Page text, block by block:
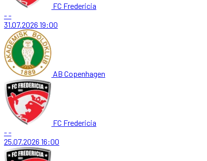
FC Fredericia
--
31.07.2026 19:00
AB Copenhagen
FC Fredericia
--
25.07.2026 16:00